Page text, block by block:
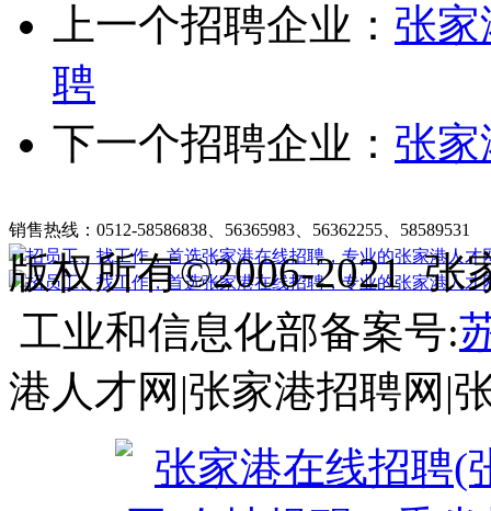
上一个招聘企业： 张
聘
下一个招聘企业： 张
销售热线：0512-58586838、56365983、56362255、58589531
版权所有©2006-2021 张
工业和信息化部备案号:
港人才网|张家港招聘网|